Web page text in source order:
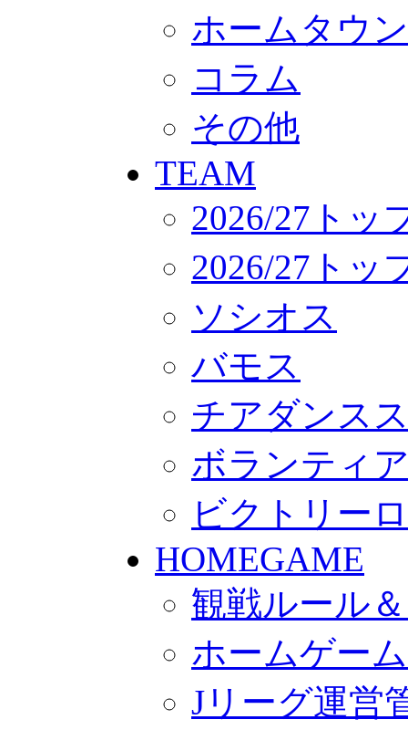
CLUB
2026/27 パートナー企業
クラブ理念
クラブ情報
サステナビリティ
Web制作支援
ホームタウン
コラム
その他
TEAM
2026/27トッ
2026/27トッ
ソシオス
バモス
チアダンス
ボランティ
ビクトリー
HOMEGAME
観戦ルール
ホームゲー
Jリーグ運営